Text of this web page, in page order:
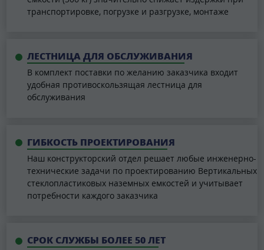
транспортировке, погрузке и разгрузке, монтаже
ЛЕСТНИЦА ДЛЯ ОБСЛУЖИВАНИЯ
В комплект поставки по желанию заказчика входит
удобная противоскользящая лестница для
обслуживания
ГИБКОСТЬ ПРОЕКТИРОВАНИЯ
Наш конструкторский отдел решает любые инженерно-
технические задачи по проектированию Вертикальных
стеклопластиковых наземных емкостей и учитывает
потребности каждого заказчика
СРОК СЛУЖБЫ БОЛЕЕ 50 ЛЕТ